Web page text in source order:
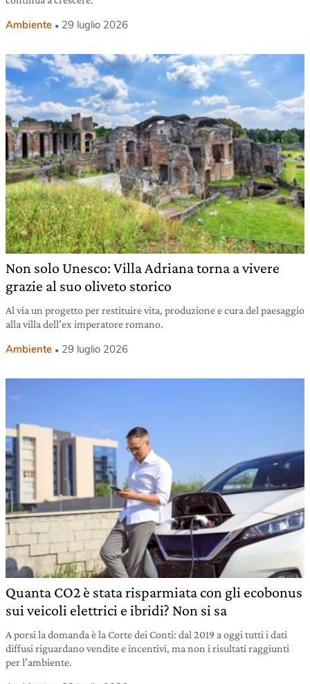
Ambiente 29 luglio 2026
Non solo Unesco: Villa Adriana torna a vivere
grazie al suo oliveto storico
Al via un progetto per restituire vita, produzione e cura del paesaggio
alla villa dell’ex imperatore romano.
Ambiente 29 luglio 2026
Quanta CO2 è stata risparmiata con gli ecobonus
sui veicoli elettrici e ibridi? Non si sa
A porsi la domanda è la Corte dei Conti: dal 2019 a oggi tutti i dati
diffusi riguardano vendite e incentivi, ma non i risultati raggiunti
per l’ambiente.